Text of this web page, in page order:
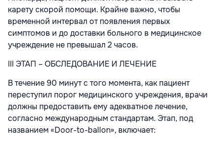
карету скорой помощи. Крайне важно, чтобы
временной интервал от появления первых
симптомов и до доставки больного в медицинское
учреждение не превышал 2 часов.
III ЭТАП – ОБСЛЕДОВАНИЕ И ЛЕЧЕНИЕ
В течение 90 минут с того момента, как пациент
переступил порог медицинского учреждения, врачи
должны предоставить ему адекватное лечение,
согласно международным стандартам. Этап, под
названием «Door-to-ballon», включает: